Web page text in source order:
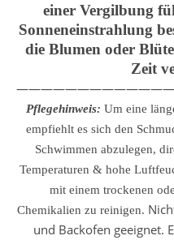
einer Vergilbung
Sonneneinstrahlung
die Blumen oder
Zeit
Pflegehinweis: Um eine
empfiehlt es sich den
Schwimmen abzulegen,
Temperaturen & hohe
mit einem trockenen
Chemikalien zu reinigen.
und Backofen geeignet.